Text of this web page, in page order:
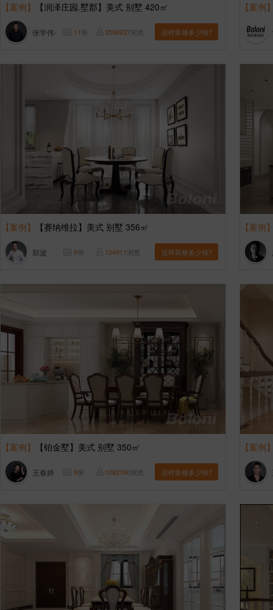
【案例】 【润泽庄园.墅郡】美式 别墅 420㎡
张学伟- 11张 3598937浏览 这样装修多少钱?
【案例
【案例】 【赛纳维拉】美式 别墅 356㎡
郑波 6张 104911浏览 这样装修多少钱?
【案例
【案例】 【铂金墅】美式 别墅 350㎡
王春婷 9张 1082180浏览 这样装修多少钱?
【案例